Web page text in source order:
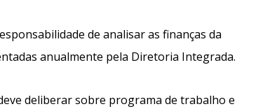
de analisar as finanças da
anualmente pela Diretoria Integrada.
deliberar sobre programa de trabalho e